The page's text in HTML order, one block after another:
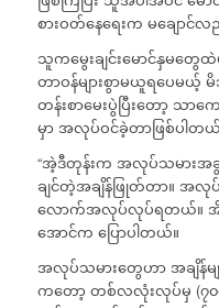
စားဝတ်နေရေးက မချောင်လ
သူကမွေးချင်းမောင်နှမတွေ
တာဝန်များစွာမယူရပေမယ့်
တန်းစာမေးပွဲပြီးတော့
မှာ အလုပ်ဝင်ခဲ့တာဖြစ်ပါတ
“အဲ့ဒီတုန်းက အလုပ်သမားအ
ချင်တဲ့အချိန်ဖြုတ်တာ။ အလု
လောက်အလုပ်လုပ်ရတယ်။ အိပ်ခ
အောင်က ပြောပါတယ်။
အလုပ်သမားတွေဟာ အချိန်
ကတော့ တစ်လလုံးလုပ်မှ (၇၀